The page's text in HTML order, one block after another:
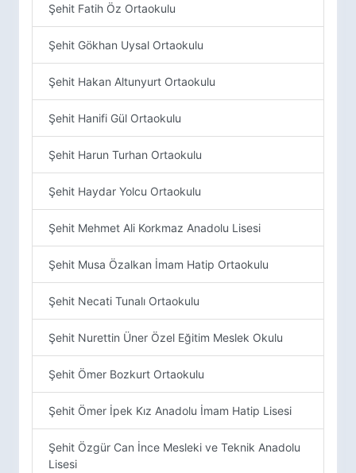
Şehit Fatih Öz Ortaokulu
Şehit Gökhan Uysal Ortaokulu
Şehit Hakan Altunyurt Ortaokulu
Şehit Hanifi Gül Ortaokulu
Şehit Harun Turhan Ortaokulu
Şehit Haydar Yolcu Ortaokulu
Şehit Mehmet Ali Korkmaz Anadolu Lisesi
Şehit Musa Özalkan İmam Hatip Ortaokulu
Şehit Necati Tunalı Ortaokulu
Şehit Nurettin Üner Özel Eğitim Meslek Okulu
Şehit Ömer Bozkurt Ortaokulu
Şehit Ömer İpek Kız Anadolu İmam Hatip Lisesi
Şehit Özgür Can İnce Mesleki ve Teknik Anadolu
Lisesi